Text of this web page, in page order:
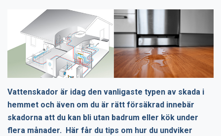
Vattenskador är idag den vanligaste typen av skada i
hemmet och även om du är rätt försäkrad innebär
skadorna att du kan bli utan badrum eller kök under
flera månader. Här får du tips om hur du undviker